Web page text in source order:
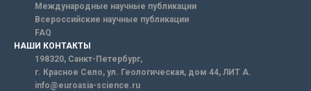
Международные научные публикации
Всероссийские научные публикации
FAQ
НАШИ КОНТАКТЫ
198320, Санкт-Петербург,
г. Красное Село, ул. Геологическая, дом 44, ЛИТ А.
info@euroasia-science.ru